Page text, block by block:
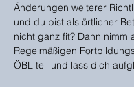
Änderungen weiterer
und du bist als örtlicher
nicht ganz fit? Dann nimm
Regelmäßigen
ÖBL teil und lass dich